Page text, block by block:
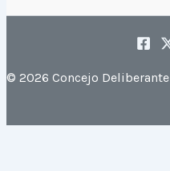
© 2026 Concejo Deliberante